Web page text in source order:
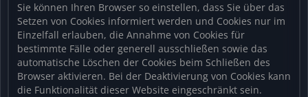
Sie können Ihren Browser so einstellen, dass Sie über das
Setzen von Cookies informiert werden und Cookies nur im
Einzelfall erlauben, die Annahme von Cookies für
bestimmte Fälle oder generell ausschließen sowie das
automatische Löschen der Cookies beim Schließen des
Browser aktivieren. Bei der Deaktivierung von Cookies kann
die Funktionalität dieser Website eingeschränkt sein.